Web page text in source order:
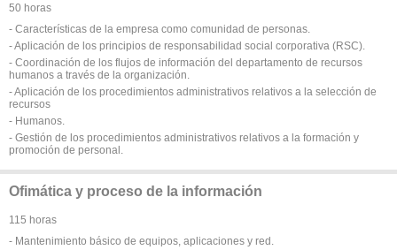
50 horas
- Características de la empresa como comunidad de personas.
- Aplicación de los principios de responsabilidad social corporativa (RSC).
- Coordinación de los flujos de información del departamento de recursos
humanos a través de la organización.
- Aplicación de los procedimientos administrativos relativos a la selección de
recursos
- Humanos.
- Gestión de los procedimientos administrativos relativos a la formación y
promoción de personal.
Ofimática y proceso de la información
115 horas
- Mantenimiento básico de equipos, aplicaciones y red.